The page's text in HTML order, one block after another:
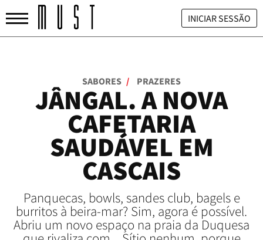
INICIAR SESSÃO
SABORES / PRAZERES
JÂNGAL. A NOVA
CAFETARIA
SAUDÁVEL EM
CASCAIS
Panquecas, bowls, sandes club, bagels e
burritos à beira-mar? Sim, agora é possível.
Abriu um novo espaço na praia da Duquesa